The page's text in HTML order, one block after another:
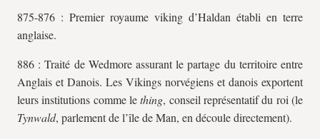
875-876 : Premier royaume viking d’Haldan établi en terre
anglaise.
886 : Traité de Wedmore assurant le partage du territoire entre
Anglais et Danois. Les Vikings norvégiens et danois exportent
leurs institutions comme lething, conseil représentatif du roi (le
Tynwald, parlement de l’île de Man, en découle directement).